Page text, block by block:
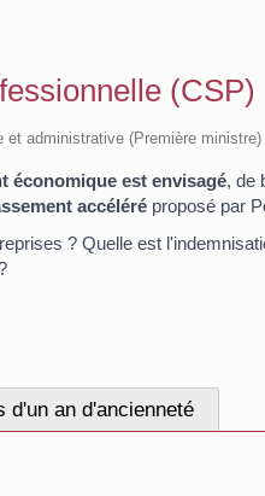
(CSP)
et administrative (Première ministre)
économique est envisagé, de
accéléréproposé par
? Quelle est
d'un an d'ancienneté